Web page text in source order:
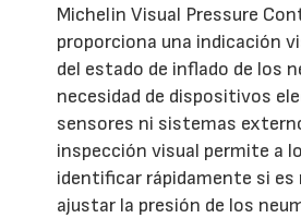
Michelin Visual Pressure
proporciona una indicación
del estado de inflado de los
necesidad de dispositivos
sensores ni sistemas
inspección visual permite a
identificar rápidamente si es
ajustar la presión de los